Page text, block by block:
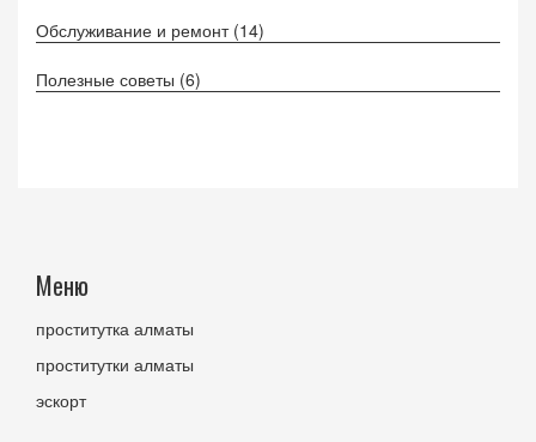
Обслуживание и ремонт (14)
Полезные советы (6)
Меню
проститутка алматы
проститутки алматы
эскорт